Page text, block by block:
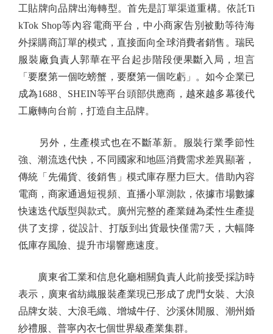
工貼牌向品牌出海轉型。首先是訂單渠道重構。依託Ti
kTok Shop等內容電商平台，中小商家告別被動等待海
外採購商訂單的模式，直接面向全球消費者銷售。瑞民
服裝廠負責人郭華在平台起步階段便果斷入局，坦言
「要麼第一個吃螃蟹，要麼第一個吃虧」。如今企業已
成為1688、SHEIN等平台頭部供應商，越來越多幕後代
工廠轉向台前，打造自主品牌。
另外，生產模式也在不斷革新。服裝行業季節性
強、潮流迭代快，不同國家和地區消費需求差異顯著，
傳統「先備貨、後銷售」模式庫存壓力巨大。借助內容
電商，商家通過短視頻、直播小單測款，依據市場數據
快速迭代版型與款式。廣州完整的產業鏈為柔性生產提
供了支撐，從設計、打版到出貨最快僅需7天，大幅降
低庫存風險、提升市場響應速度。
廣東省工業和信息化廳相關負責人此前接受採訪時
表示，廣東省紡織服裝產業現已形成了虎門女裝、大浪
品牌女裝、大浪毛織、增城牛仔、沙溪休閒服、潮州婚
紗禮服、普寧內衣七個世界級產業集群。